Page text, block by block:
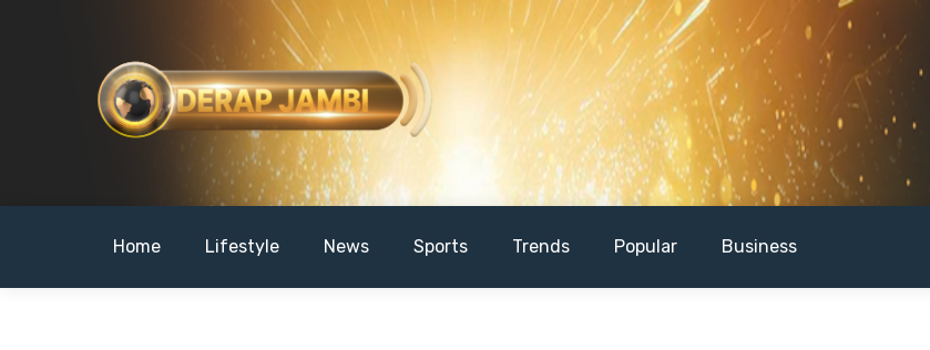
DERAPJAMBI
Home Lifestyle News Sports Trends Popular Business